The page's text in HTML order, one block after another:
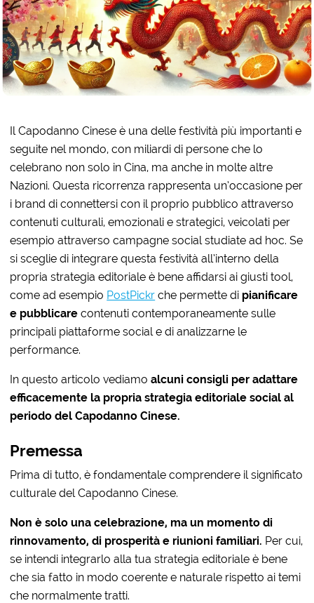
Il Capodanno Cinese è una delle festività più importanti e
seguite nel mondo, con miliardi di persone che lo
celebrano non solo in Cina, ma anche in molte altre
Nazioni. Questa ricorrenza rappresenta un’occasione per
i brand di connettersi con il proprio pubblico attraverso
contenuti culturali, emozionali e strategici, veicolati per
esempio attraverso campagne social studiate ad hoc. Se
si sceglie di integrare questa festività all’interno della
propria strategia editoriale è bene affidarsi ai giusti tool,
come ad esempio PostPickr che permette di pianificare
e pubblicare contenuti contemporaneamente sulle
principali piattaforme social e di analizzarne le
performance.
In questo articolo vediamo alcuni consigli per adattare
efficacemente la propria strategia editoriale social al
periodo del Capodanno Cinese.
Premessa
Prima di tutto, è fondamentale comprendere il significato
culturale del Capodanno Cinese.
Non è solo una celebrazione, ma un momento di
rinnovamento, di prosperità e riunioni familiari. Per cui,
se intendi integrarlo alla tua strategia editoriale è bene
che sia fatto in modo coerente e naturale rispetto ai temi
che normalmente tratti.